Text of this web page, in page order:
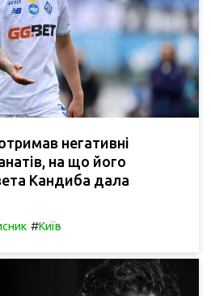
негативні
на що його
Кандиба дала
#Київ